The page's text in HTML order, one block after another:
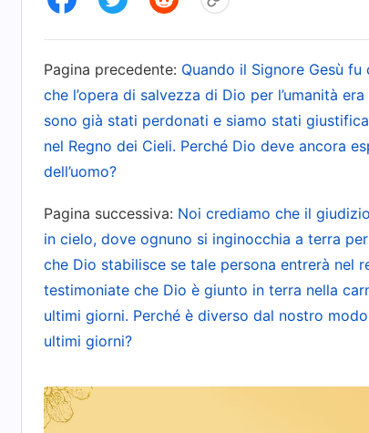
L’opera di conquista attuale mira a
castigo e il giudizio odierni sono il
capisci? Perché l’opera di conquista è
classe umana finirà? Non è per
che questa è la conquista dell’umanità,
classe umana, ossia giudicare i peccati
essi sono giusti o malvagi. All’opera di
dei malvagi: coloro che obbediscono
completamente, passeranno alla fase
sarà classificato secondo la categoria a
per essere privati in eterno della luce del
Pagina precedente: Quando il Signore Gesù
che l’opera di salvezza di Dio per l’umanità
sono già stati perdonati e siamo stati
nel Regno dei Cieli. Perché Dio deve ancora
dell’uomo?
Pagina successiva: Noi crediamo che il
in cielo, dove ognuno si inginocchia a terra
che Dio stabilisce se tale persona entrerà nel
testimoniate che Dio è giunto in terra nella
ultimi giorni. Perché è diverso dal nostro
ultimi giorni?